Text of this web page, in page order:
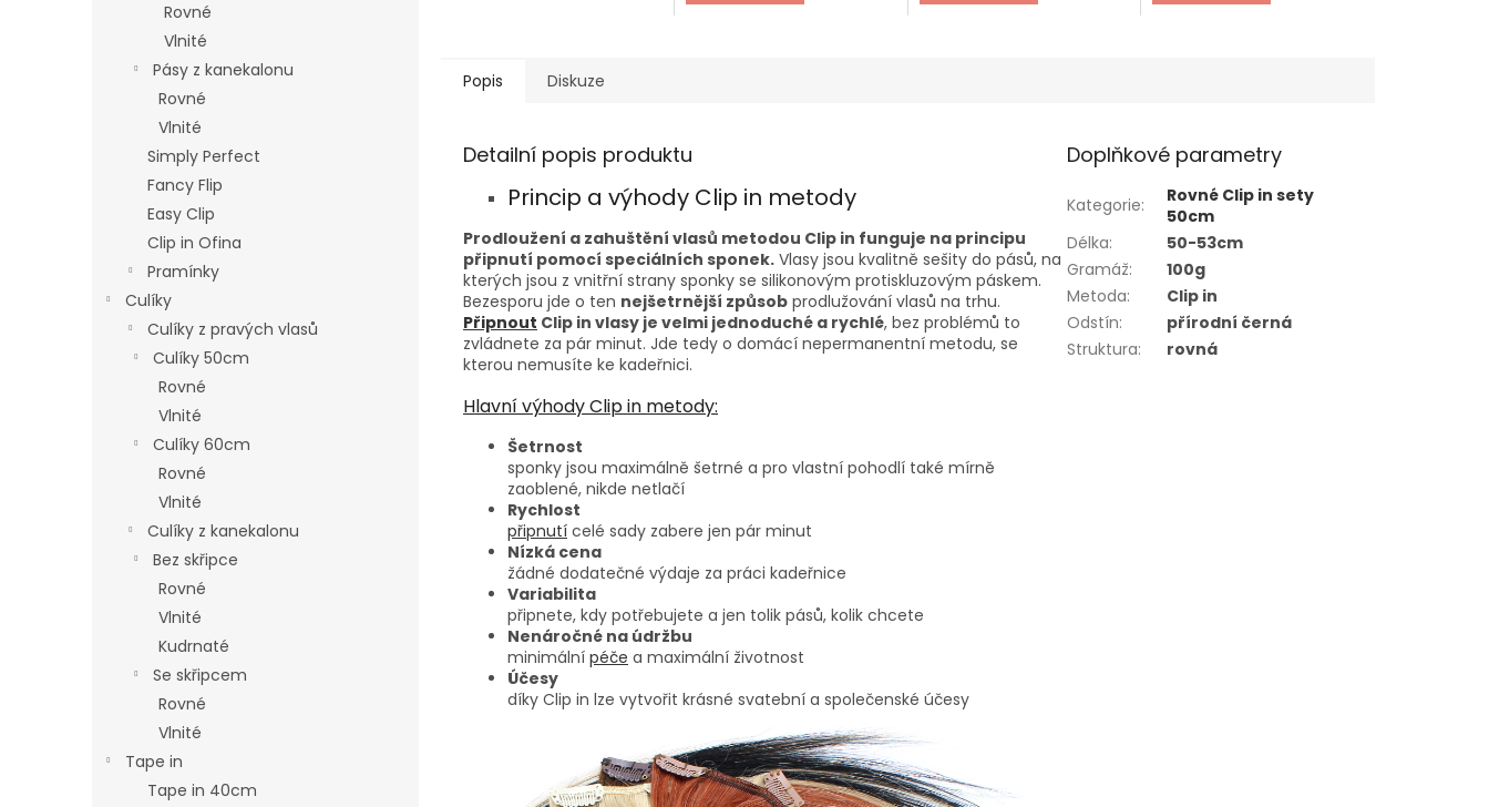
Rovné
Vlnité
Pásy z kanekalonu
Rovné
Vlnité
Simply Perfect
Fancy Flip
Easy Clip
Clip in Ofina
Pramínky
Culíky
Culíky z pravých vlasů
Culíky 50cm
Rovné
Vlnité
Culíky 60cm
Rovné
Vlnité
Culíky z kanekalonu
Bez skřipce
Rovné
Vlnité
Kudrnaté
Se skřipcem
Rovné
Vlnité
Tape in
Tape in 40cm
Popis Diskuze
Detailní popis produktu
Princip a výhody Clip in metody
Prodloužení a zahuštění vlasů metodou Clip in funguje na principu
připnutí pomocí speciálních sponek. Vlasy jsou kvalitně sešity do pásů, na
kterých jsou z vnitřní strany sponky se silikonovým protiskluzovým páskem.
Bezesporu jde o ten nejšetrnější způsob prodlužování vlasů na trhu.
Připnout Clip in vlasy je velmi jednoduché a rychlé, bez problémů to
zvládnete za pár minut. Jde tedy o domácí nepermanentní metodu, se
kterou nemusíte ke kadeřnici.
Hlavní výhody Clip in metody:
Šetrnost
sponky jsou maximálně šetrné a pro vlastní pohodlí také mírně
zaoblené, nikde netlačí
Rychlost
připnutí celé sady zabere jen pár minut
Nízká cena
žádné dodatečné výdaje za práci kadeřnice
Variabilita
připnete, kdy potřebujete a jen tolik pásů, kolik chcete
Nenáročné na údržbu
minimální péče a maximální životnost
Účesy
díky Clip in lze vytvořit krásné svatební a společenské účesy
Doplňkové parametry
Kategorie:
Rovné Clip in sety
50cm
Délka:
50-53cm
Gramáž:
100g
Metoda:
Clip in
Odstín:
přírodní černá
Struktura: rovná